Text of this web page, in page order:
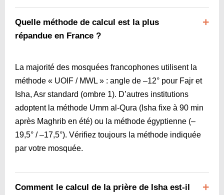
Quelle méthode de calcul est la plus
répandue en France ?
La majorité des mosquées francophones utilisent la
méthode « UOIF / MWL » : angle de –12° pour Fajr et
Isha, Asr standard (ombre 1). D’autres institutions
adoptent la méthode Umm al-Qura (Isha fixe à 90 min
après Maghrib en été) ou la méthode égyptienne (–
19,5° / –17,5°). Vérifiez toujours la méthode indiquée
par votre mosquée.
Comment le calcul de la prière de Isha est-il